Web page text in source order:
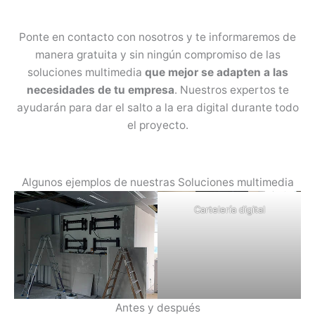
Ponte en contacto con nosotros y te informaremos de
manera gratuita y sin ningún compromiso de las
soluciones multimedia que mejor se adapten a las
necesidades de tu empresa. Nuestros expertos te
ayudarán para dar el salto a la era digital durante todo
el proyecto.
Algunos ejemplos de nuestras Soluciones multimedia
Cartelería digital
Antes y después